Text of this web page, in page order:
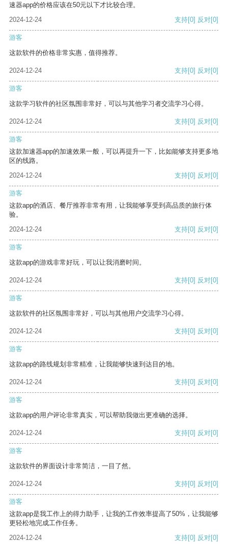
速器app的价格应该在50元以下才比较合理。
2024-12-24
支持[0] 反对[0]
游客
这款软件的价格非常实惠，值得推荐。
2024-12-24 支持[0] 反对[0]
游客
这款学习软件的社区氛围非常好，可以与其他学习者交流学习心得。
2024-12-24 支持[0] 反对[0]
游客
这款加速器app的加速效果一般，可以再提升一下，比如能够支持更多地
区的线路。
2024-12-24
支持[0] 反对[0]
游客
这款app的酒店、餐厅推荐非常有用，让我能够享受到高品质的旅行体
验。
2024-12-24
支持[0] 反对[0]
游客
这款app的游戏非常好玩，可以让我消磨时间。
2024-12-24 支持[0] 反对[0]
游客
这款软件的社区氛围非常好，可以与其他用户交流学习心得。
2024-12-24 支持[0] 反对[0]
游客
这款app的路线规划非常精准，让我能够快速到达目的地。
2024-12-24 支持[0] 反对[0]
游客
这款app的用户评论非常真实，可以帮助我做出更准确的选择。
2024-12-24 支持[0] 反对[0]
游客
这款软件的界面设计非常简洁，一目了然。
2024-12-24 支持[0] 反对[0]
游客
这款app是我工作上的得力助手，让我的工作效率提高了50%，让我能够
更轻松地完成工作任务。
2024-12-24
支持[0] 反对[0]